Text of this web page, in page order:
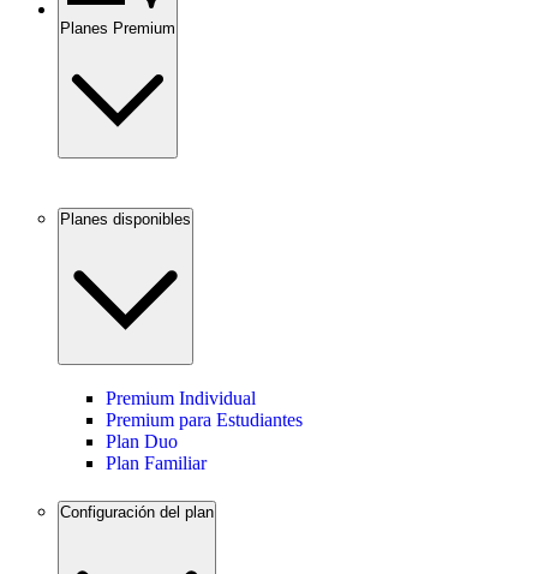
Planes Premium
Planes disponibles
Premium Individual
Premium para Estudiantes
Plan Duo
Plan Familiar
Configuración del plan